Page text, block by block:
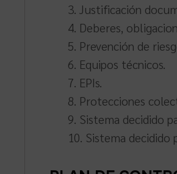
3. Justificación
4. Deberes,
5. Prevención de
6. Equipos técnicos.
7. EPIs.
8. Protecciones
9. Sistema decidido
10. Sistema decidido